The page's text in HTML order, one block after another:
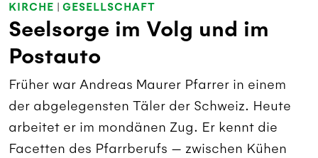
KIRCHE GESELLSCHAFT
Seelsorge im Volg und im
Postauto
Früher war Andreas Maurer Pfarrer in einem
der abgelegensten Täler der Schweiz. Heute
arbeitet er im mondänen Zug. Er kennt die
Facetten des Pfarrberufs — zwischen Kühen